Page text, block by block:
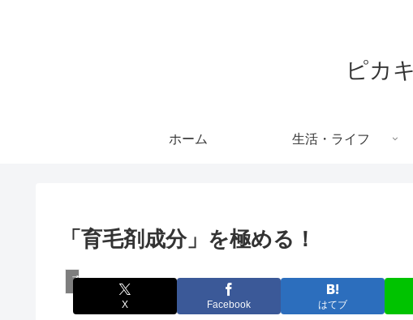
ピカ
ホーム 生活・ライフ
「育毛剤成分」を極める！
育毛
X Facebook はてブ